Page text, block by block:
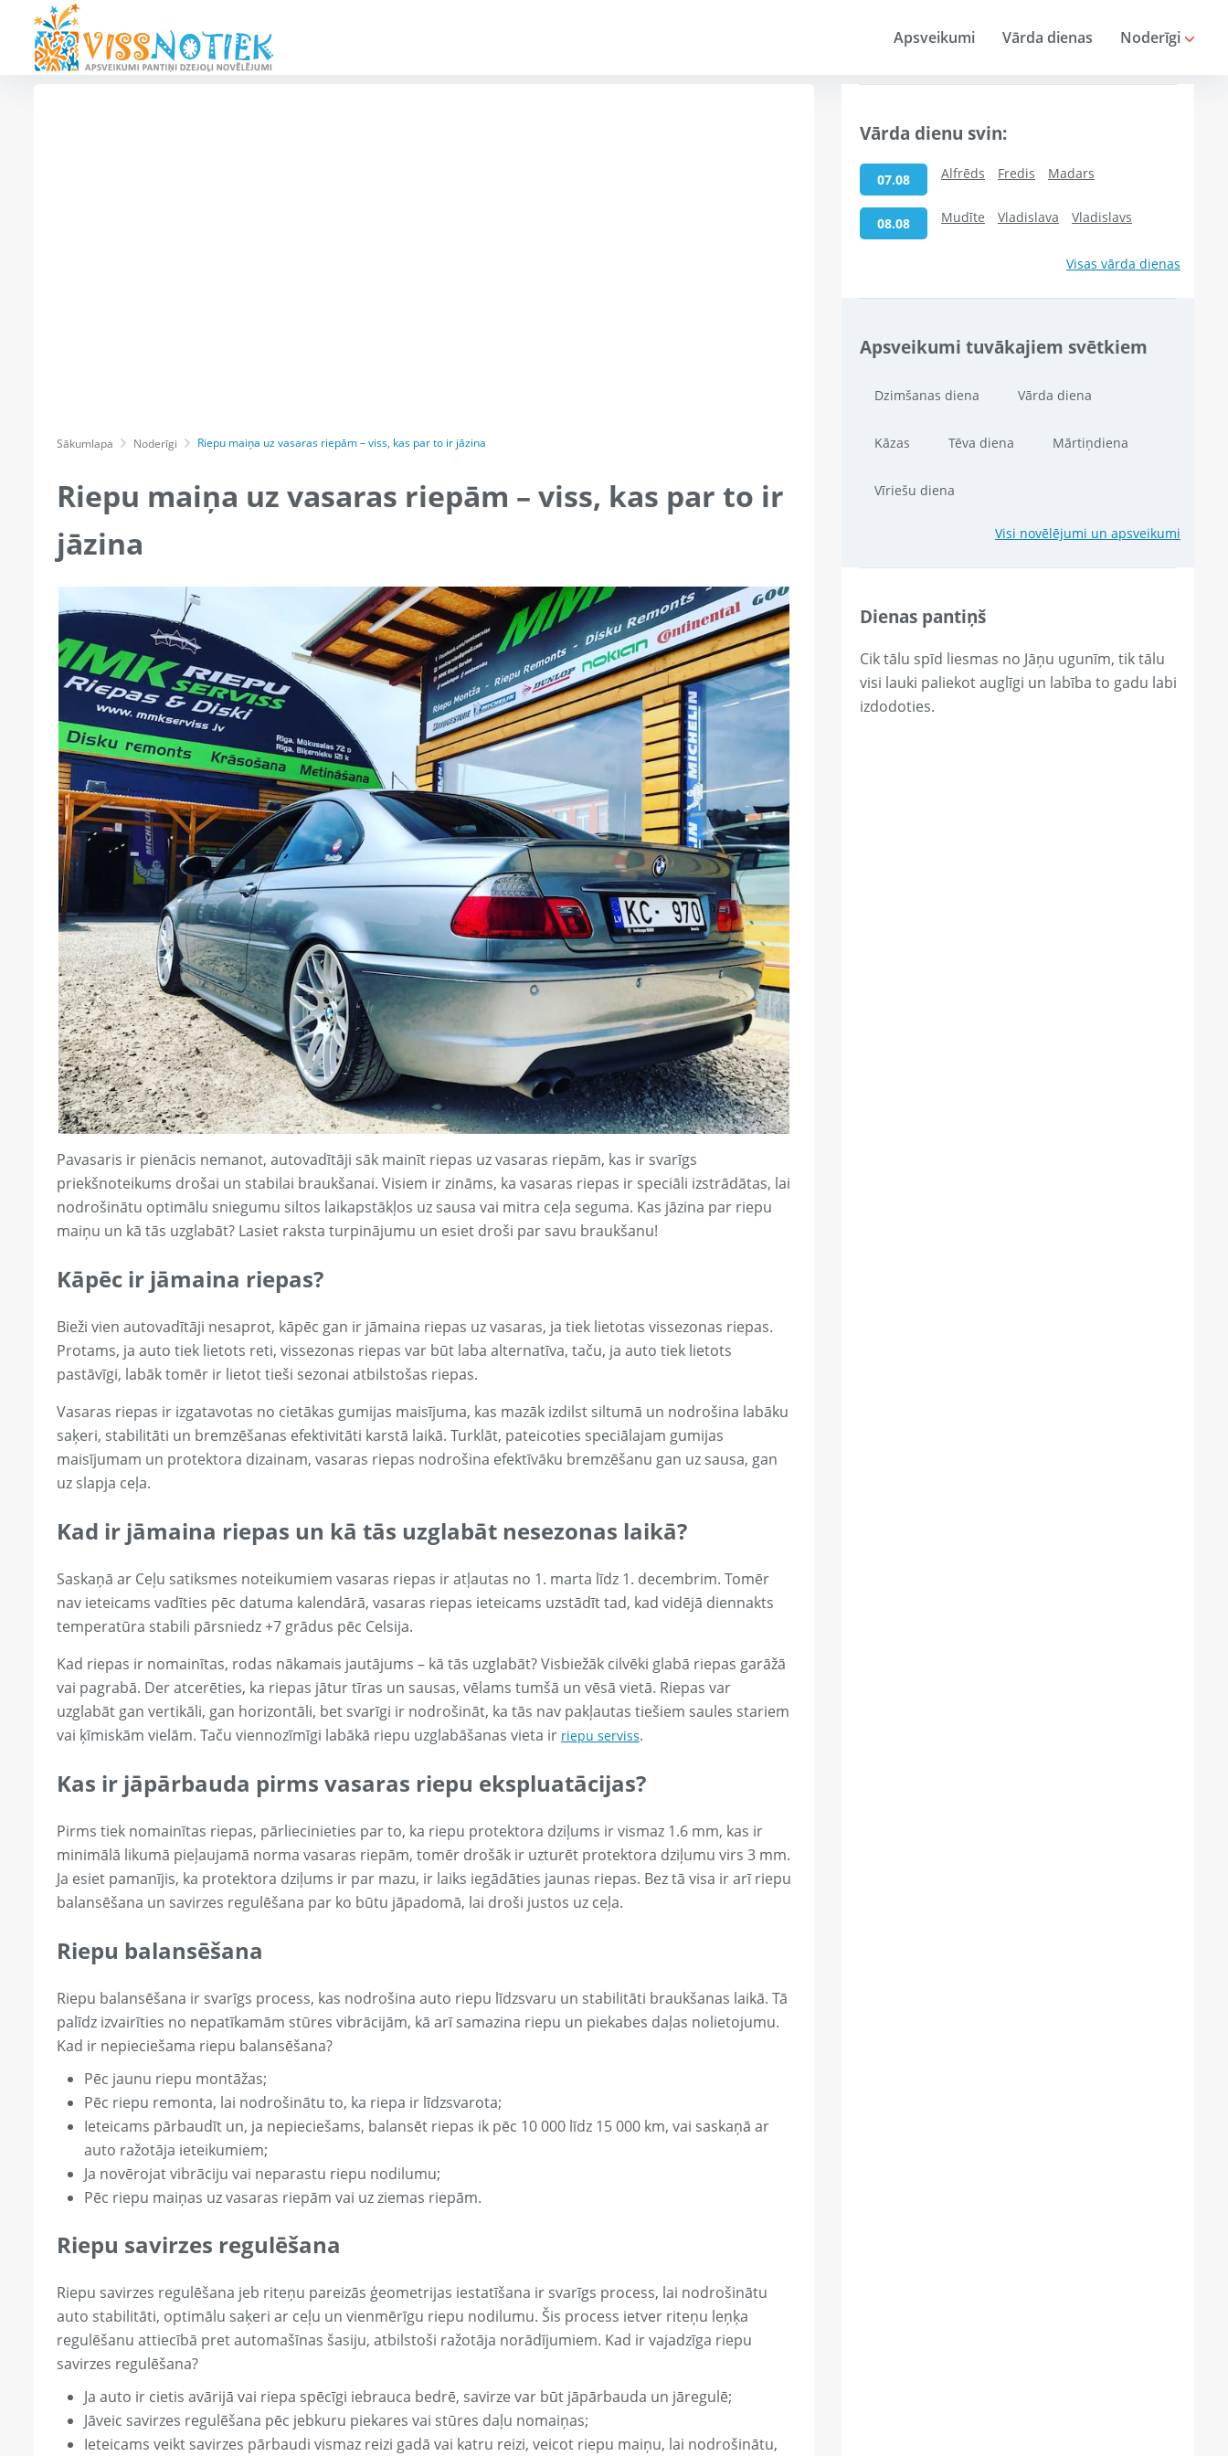
Apsveikumi Vārda dienas Noderīgi
Sākumlapa Noderīgi Riepu maiņa uz vasaras riepām – viss, kas par to ir jāzina
Riepu maiņa uz vasaras riepām – viss, kas par to ir
jāzina
Pavasaris ir pienācis nemanot, autovadītāji sāk mainīt riepas uz vasaras riepām, kas ir svarīgs
priekšnoteikums drošai un stabilai braukšanai. Visiem ir zināms, ka vasaras riepas ir speciāli izstrādātas, lai
nodrošinātu optimālu sniegumu siltos laikapstākļos uz sausa vai mitra ceļa seguma. Kas jāzina par riepu
maiņu un kā tās uzglabāt? Lasiet raksta turpinājumu un esiet droši par savu braukšanu!
Kāpēc ir jāmaina riepas?
Bieži vien autovadītāji nesaprot, kāpēc gan ir jāmaina riepas uz vasaras, ja tiek lietotas vissezonas riepas.
Protams, ja auto tiek lietots reti, vissezonas riepas var būt laba alternatīva, taču, ja auto tiek lietots
pastāvīgi, labāk tomēr ir lietot tieši sezonai atbilstošas riepas.
Vasaras riepas ir izgatavotas no cietākas gumijas maisījuma, kas mazāk izdilst siltumā un nodrošina labāku
saķeri, stabilitāti un bremzēšanas efektivitāti karstā laikā. Turklāt, pateicoties speciālajam gumijas
maisījumam un protektora dizainam, vasaras riepas nodrošina efektīvāku bremzēšanu gan uz sausa, gan
uz slapja ceļa.
Kad ir jāmaina riepas un kā tās uzglabāt nesezonas laikā?
Saskaņā ar Ceļu satiksmes noteikumiem vasaras riepas ir atļautas no 1. marta līdz 1. decembrim. Tomēr
nav ieteicams vadīties pēc datuma kalendārā, vasaras riepas ieteicams uzstādīt tad, kad vidējā diennakts
temperatūra stabili pārsniedz +7 grādus pēc Celsija.
Kad riepas ir nomainītas, rodas nākamais jautājums – kā tās uzglabāt? Visbiežāk cilvēki glabā riepas garāžā
vai pagrabā. Der atcerēties, ka riepas jātur tīras un sausas, vēlams tumšā un vēsā vietā. Riepas var
uzglabāt gan vertikāli, gan horizontāli, bet svarīgi ir nodrošināt, ka tās nav pakļautas tiešiem saules stariem
vai ķīmiskām vielām. Taču viennozīmīgi labākā riepu uzglabāšanas vieta ir riepu serviss.
Kas ir jāpārbauda pirms vasaras riepu ekspluatācijas?
Pirms tiek nomainītas riepas, pārliecinieties par to, ka riepu protektora dziļums ir vismaz 1.6 mm, kas ir
minimālā likumā pieļaujamā norma vasaras riepām, tomēr drošāk ir uzturēt protektora dziļumu virs 3 mm.
Ja esiet pamanījis, ka protektora dziļums ir par mazu, ir laiks iegādāties jaunas riepas. Bez tā visa ir arī riepu
balansēšana un savirzes regulēšana par ko būtu jāpadomā, lai droši justos uz ceļa.
Riepu balansēšana
Riepu balansēšana ir svarīgs process, kas nodrošina auto riepu līdzsvaru un stabilitāti braukšanas laikā. Tā
palīdz izvairīties no nepatīkamām stūres vibrācijām, kā arī samazina riepu un piekabes daļas nolietojumu.
Kad ir nepieciešama riepu balansēšana?
Pēc jaunu riepu montāžas;
Pēc riepu remonta, lai nodrošinātu to, ka riepa ir līdzsvarota;
Ieteicams pārbaudīt un, ja nepieciešams, balansēt riepas ik pēc 10 000 līdz 15 000 km, vai saskaņā ar
auto ražotāja ieteikumiem;
Ja novērojat vibrāciju vai neparastu riepu nodilumu;
Pēc riepu maiņas uz vasaras riepām vai uz ziemas riepām.
Riepu savirzes regulēšana
Riepu savirzes regulēšana jeb riteņu pareizās ģeometrijas iestatīšana ir svarīgs process, lai nodrošinātu
auto stabilitāti, optimālu saķeri ar ceļu un vienmērīgu riepu nodilumu. Šis process ietver riteņu leņķa
regulēšanu attiecībā pret automašīnas šasiju, atbilstoši ražotāja norādījumiem. Kad ir vajadzīga riepu
savirzes regulēšana?
Ja auto ir cietis avārijā vai riepa spēcīgi iebrauca bedrē, savirze var būt jāpārbauda un jāregulē;
Jāveic savirzes regulēšana pēc jebkuru piekares vai stūres daļu nomaiņas;
Ieteicams veikt savirzes pārbaudi vismaz reizi gadā vai katru reizi, veicot riepu maiņu, lai nodrošinātu,
Vārda dienu svin:
07.08 Alfrēds Fredis Madars
08.08 Mudīte Vladislava Vladislavs
Visas vārda dienas
Apsveikumi tuvākajiem svētkiem
Dzimšanas diena Vārda diena
Kāzas Tēva diena Mārtiņdiena
Vīriešu diena
Visi novēlējumi un apsveikumi
Dienas pantiņš
Cik tālu spīd liesmas no Jāņu ugunīm, tik tālu
visi lauki paliekot auglīgi un labība to gadu labi
izdodoties.